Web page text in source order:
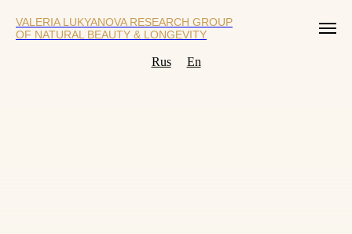
VALERIA LUKYANOVA RESEARCH GROUP
OF NATURAL BEAUTY & LONGEVITY
Rus En